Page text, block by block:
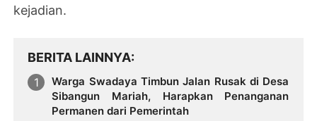
kejadian.
BERITA LAINNYA
Warga Swadaya Timbun Jalan Rusak di Desa
Sibangun Mariah, Harapkan Penanganan
Permanen dari Pemerintah